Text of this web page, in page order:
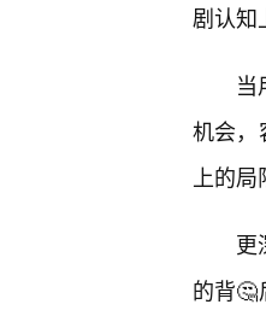
剧认知
当
机会，
上的
更
的背🤔